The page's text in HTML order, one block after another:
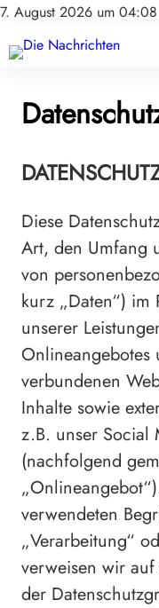
7. August 2026 um
Diese
Art, den Umfang
von
kurz „Daten“) im
unserer
verbundenen
Inhalte sowie
z.B. unser Social
(nachfolgend
verwendeten
„Verarbeitung“
verweisen wir
der